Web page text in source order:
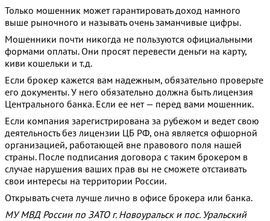
Только мошенник может гарантировать доход намного
выше рыночного и называть очень заманчивые цифры.
Мошенники почти никогда не пользуются официальными
формами оплаты. Они просят перевести деньги на карту,
киви кошельки и т.д.
Если брокер кажется вам надежным, обязательно проверьте
его документы. У него обязательно должна быть лицензия
Центрального банка. Если ее нет — перед вами мошенник.
Если компания зарегистрирована за рубежом и ведет свою
деятельность без лицензии ЦБ РФ, она является офшорной
организацией, работающей вне правового поля нашей
страны. После подписания договора с таким брокером в
случае нарушения ваших прав вы не сможете отстаивать
свои интересы на территории России.
Открывать счета лучше лично в офисе брокера или банка.
МУ МВД России по ЗАТО г. Новоуральск и пос. Уральский